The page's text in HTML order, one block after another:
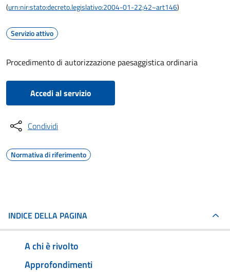
(urn:nir:stato:decreto.legislativo:2004-01-22;42~art146)
Servizio attivo
Procedimento di autorizzazione paesaggistica ordinaria
Accedi al servizio
Condividi
Normativa di riferimento
INDICE DELLA PAGINA
A chi è rivolto
Approfondimenti